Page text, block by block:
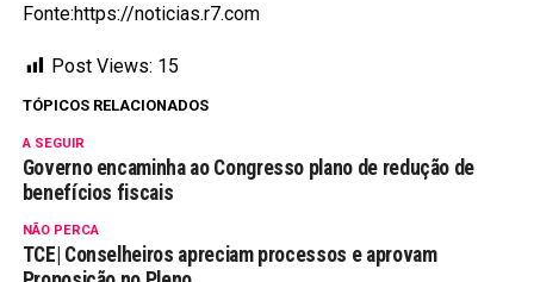
Fonte:https://noticias.r7.com
Post Views: 15
TÓPICOS RELACIONADOS
A SEGUIR
Governo encaminha ao Congresso plano de redução de
benefícios fiscais
NÃO PERCA
TCE| Conselheiros apreciam processos e aprovam